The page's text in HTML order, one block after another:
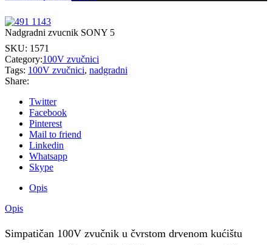
Nadgradni zvucnik SONY 5
SKU: 1571
Category:100V zvučnici
Tags: 100V zvučnici, nadgradni
Share:
Twitter
Facebook
Pinterest
Mail to friend
Linkedin
Whatsapp
Skype
Opis
Opis
Simpatičan 100V zvučnik u čvrstom drvenom kućištu